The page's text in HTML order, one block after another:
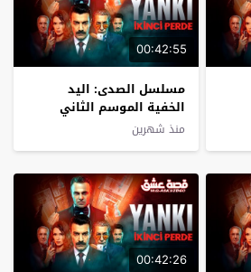
00:42:55
مسلسل الصدى: اليد
الخفية الموسم الثاني
الحلقة 5 مترجم
منذ شهرين
00:42:26